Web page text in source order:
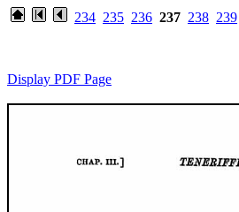
234 235 236 237 238 239
Display PDF Page